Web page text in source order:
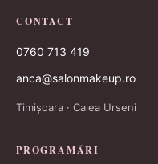
CONTACT
0760 713 419
anca@salonmakeup.ro
Timișoara · Calea Urseni
PROGRAMĂRI